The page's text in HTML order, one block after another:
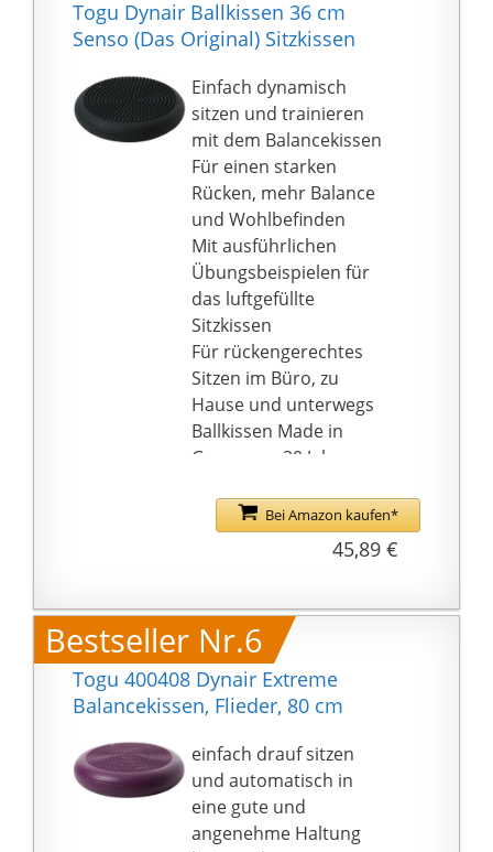
geliefert, so dass Sie
nichts weiter benötigen
Training beginnen
können. Vorsicht beim
Aufpumpen! Führen Sie
die Nadel vorsichtig
und schräg in das Ventil
ein, so dass Sie die
Unterseite des Kissens
nicht durchstoßen!
Siehe auch Bild 2 links.
PREMIUM QUALITÄT:
BODYMATE ist eine
deutsche
Qualitätsmarke. Gemäß
unserem Anspruch
hochwertige
Trainingsgeräte, die
sich durch erstklassige
Ballsitzkissen ist aus
hochwertigem, rutsch-
und abriebfestem PVC
gefertigt und
von schädlichen
Phthalaten. Es ist
zudem pflegeleicht und
einfach abwaschbar.
Togu Dynair Ballkissen 36 cm
Senso (Das Original) Sitzkissen
Einfach dynamisch
sitzen und trainieren
mit dem Balancekissen
Für einen starken
Rücken, mehr Balance
und Wohlbefinden
Mit ausführlichen
Übungsbeispielen für
das luftgefüllte
Sitzkissen
Für rückengerechtes
Sitzen im Büro, zu
Hause und unterwegs
Ballkissen Made in
Germany - 30 Jahre
Bei Amazon kaufen*
45,89 €
Bestseller Nr.6
Togu 400408 Dynair Extreme
Balancekissen, Flieder, 80 cm
einfach drauf sitzen
und automatisch in
eine gute und
angenehme Haltung